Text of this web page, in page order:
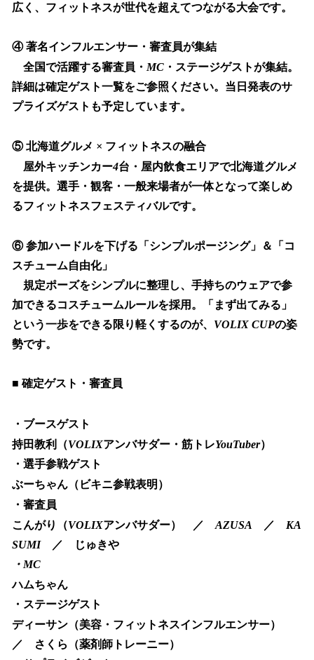
広く、フィットネスが世代を超えてつながる大会です。
④ 著名インフルエンサー・審査員が集結
全国で活躍する審査員・ MC ・ステージゲストが集結。
詳細は確定ゲスト一覧をご参照ください。当日発表のサ
プライズゲストも予定しています。
⑤ 北海道グルメ × フィットネスの融合
屋外キッチンカー4台・屋内飲食エリアで北海道グルメ
を提供。選手・観客・一般来場者が一体となって楽しめ
るフィットネスフェスティバルです。
⑥ 参加ハードルを下げる「シンプルポージング」＆「コ
スチューム自由化」
規定ポーズをシンプルに整理し、手持ちのウェアで参
加できるコスチュームルールを採用。「まず出てみる」
という一歩をできる限り軽くするのが、 VOLIX CUPの姿
勢です。
■ 確定ゲスト・審査員
・ブースゲスト
持田教利（VOLIXアンバサダー・筋トレYouTuber）
・選手参戦ゲスト
ぶーちゃん（ビキニ参戦表明）
・審査員
こんがり（VOLIXアンバサダー） ／ AZUSA ／ KA
SUMI／ じゅきや
・MC
ハムちゃん
・ステージゲスト
ディーサン（美容・フィットネスインフルエンサー）
／ さくら（薬剤師トレーニー）